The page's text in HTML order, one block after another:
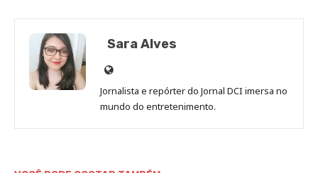
Sara Alves
Site
de
Sara
Jornalista e repórter do Jornal DCI imersa no
mundo do entretenimento.